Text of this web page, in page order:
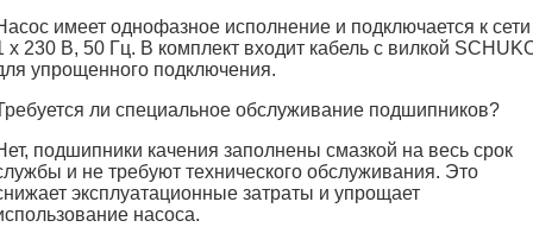
имеет однофазное исполнение и подключается к сети
х 230 В, 50 Гц. В комплект входит кабель с вилкой
упрощенного подключения.
ли специальное обслуживание подшипников?
подшипники качения заполнены смазкой на весь срок
и не требуют технического обслуживания. Это
эксплуатационные затраты и упрощает
насоса.